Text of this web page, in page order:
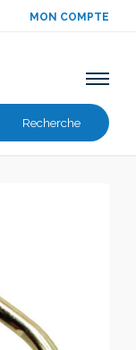
MON COMPTE
Recherche